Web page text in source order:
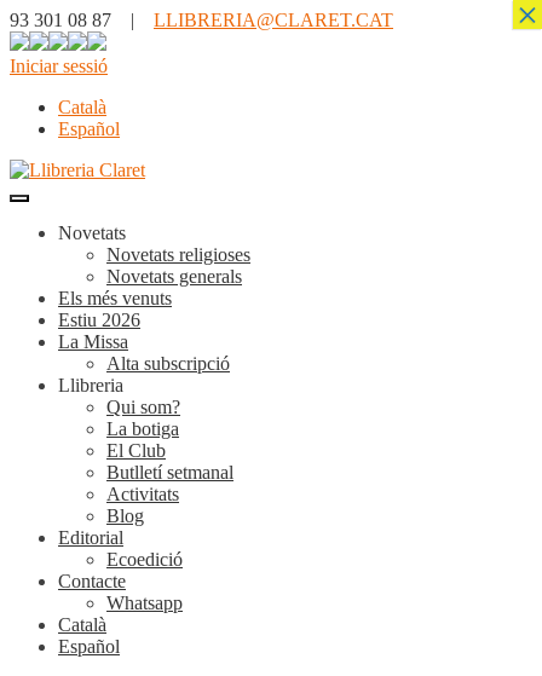
93 301 08 87 | LLIBRERIA@CLARET.CAT
Iniciar sessió
Català
Español
Novetats
Novetats religioses
Novetats generals
Els més venuts
Estiu 2026
La Missa
Alta subscripció
Llibreria
Qui som?
La botiga
El Club
Butlletí setmanal
Activitats
Blog
Editorial
Ecoedició
Contacte
Whatsapp
Català
Español
×